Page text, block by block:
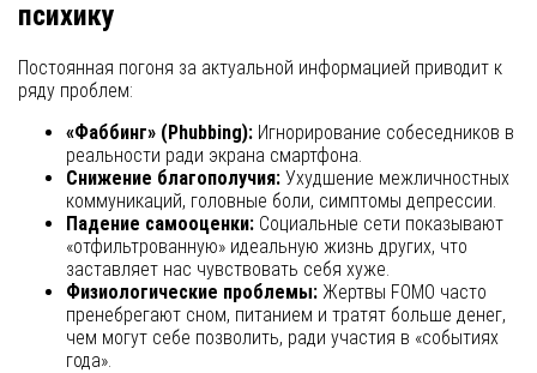
психику
Постоянная погоня за актуальной информацией приводит к
ряду проблем:
«Фаббинг» (Phubbing): Игнорирование собеседников в
реальности ради экрана смартфона.
Снижение благополучия: Ухудшение межличностных
коммуникаций, головные боли, симптомы депрессии.
Падение самооценки: Социальные сети показывают
«отфильтрованную» идеальную жизнь других, что
заставляет нас чувствовать себя хуже.
Физиологические проблемы: Жертвы FOMO часто
пренебрегают сном, питанием и тратят больше денег,
чем могут себе позволить, ради участия в «событиях
года».